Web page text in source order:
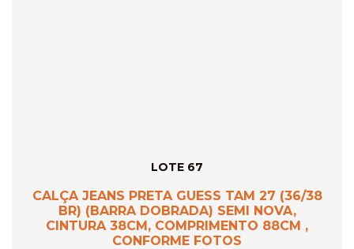
LOTE 67
CALÇA JEANS PRETA GUESS TAM 27 (36/38
BR) (BARRA DOBRADA) SEMI NOVA,
CINTURA 38CM, COMPRIMENTO 88CM ,
CONFORME FOTOS